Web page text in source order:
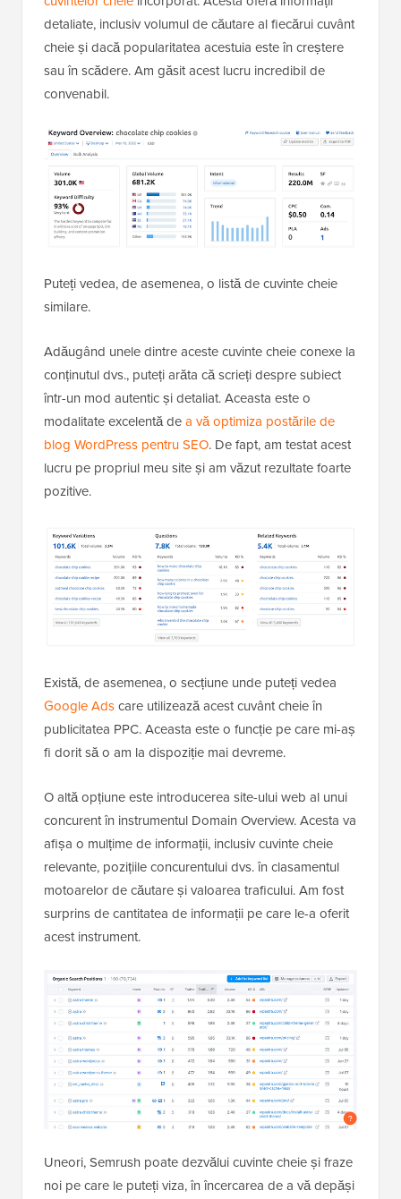
detaliate, inclusiv volumul de căutare al fiecărui cuvânt
cheie și dacă popularitatea acestuia este în creștere
sau în scădere. Am găsit acest lucru incredibil de
convenabil.
Puteți vedea, de asemenea, o listă de cuvinte cheie
similare.
Adăugând unele dintre aceste cuvinte cheie conexe la
conținutul dvs., puteți arăta că scrieți despre subiect
într-un mod autentic și detaliat. Aceasta este o
modalitate excelentă dea vă optimiza postările de
blog WordPress pentru SEO. De fapt, am testat acest
lucru pe propriul meu site și am văzut rezultate foarte
pozitive.
Există, de asemenea, o secțiune unde puteți vedea
Google Adscare utilizează acest cuvânt cheie în
publicitatea PPC. Aceasta este o funcție pe care mi-aș
fi dorit să o am la dispoziție mai devreme.
O altă opțiune este introducerea site-ului web al unui
concurent în instrumentul Domain Overview. Acesta va
afișa o mulțime de informații, inclusiv cuvinte cheie
relevante, pozițiile concurentului dvs. în clasamentul
motoarelor de căutare și valoarea traficului. Am fost
surprins de cantitatea de informații pe care le-a oferit
acest instrument.
Uneori, Semrush poate dezvălui cuvinte cheie și fraze
noi pe care le puteți viza, în încercarea de a vă depăși